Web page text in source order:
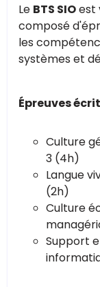
Le BTS SIOest
composé
les
systèmes et
Épreuves
Culture
3 (4h)
Langue
(2h)
Culture
Support